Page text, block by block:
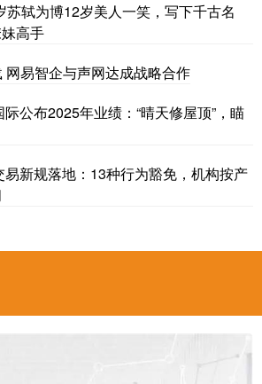
苏轼为博12岁美人一笑，写下千古名
高手
易智企与声网达成战略合作
公布2025年业绩：“晴天修屋顶”，瞄
新规落地：13种行为豁免，机构按产